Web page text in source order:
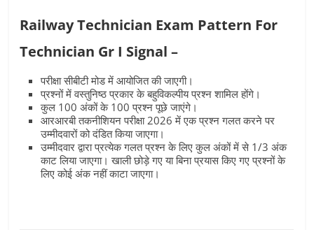
Railway Technician Exam Pattern For
Technician Gr I Signal –
परीक्षा सीबीटी मोड में आयोजित की जाएगी।
प्रश्नों में वस्तुनिष्ठ प्रकार के बहुविकल्पीय प्रश्न शामिल होंगे।
कुल 100 अंकों के 100 प्रश्न पूछे जाएंगे।
आरआरबी तकनीशियन परीक्षा 2026 में एक प्रश्न गलत करने पर
उम्मीदवारों को दंडित किया जाएगा।
उम्मीदवार द्वारा प्रत्येक गलत प्रश्न के लिए कुल अंकों में से 1/3 अंक
काट लिया जाएगा। खाली छोड़े गए या बिना प्रयास किए गए प्रश्नों के
लिए कोई अंक नहीं काटा जाएगा।